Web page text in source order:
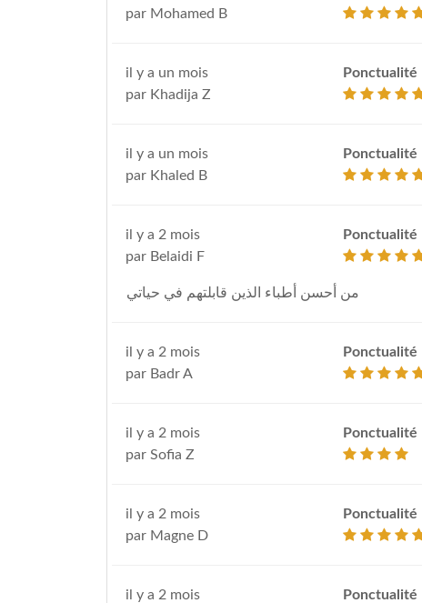
par Mohamed B
il y a un mois
par Khadija Z
Ponctualité
il y a un mois
par Khaled B
Ponctualité
il y a 2 mois
par Belaidi F
Ponctualité
من أحسن أطباء الذين قابلتهم في حياتي
il y a 2 mois
par Badr A
Ponctualité
il y a 2 mois
par Sofia Z
Ponctualité
il y a 2 mois
par Magne D
Ponctualité
il y a 2 mois
Ponctualité